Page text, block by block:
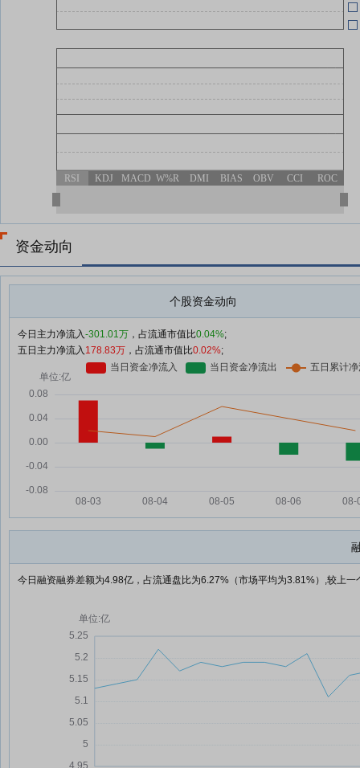
04-23
RSI KDJ MACD W%R DMI BIAS OBV CCI ROC
资金动向
个股资金动向
今日主力净流入-301.01万 ，占流通市值比0.04%;
五日主力净流入 178.83万 ，占流通市值比0.02%;
今日融资融券差额为4.98亿，占流通盘比为6.27%（市场平均为3.81%）,较上一